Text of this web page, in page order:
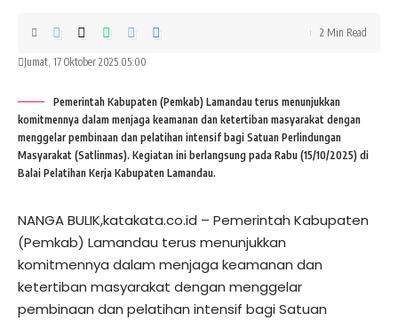
Jumat, 17 Oktober 2025 05:00
2 Min Read
Pemerintah Kabupaten (Pemkab) Lamandau terus menunjukkan
komitmennya dalam menjaga keamanan dan ketertiban masyarakat dengan
menggelar pembinaan dan pelatihan intensif bagi Satuan Perlindungan
Masyarakat (Satlinmas). Kegiatan ini berlangsung pada Rabu (15/10/2025) di
Balai Pelatihan Kerja Kabupaten Lamandau.
NANGA BULIK,katakata.co.id – Pemerintah Kabupaten
(Pemkab) Lamandau terus menunjukkan
komitmennya dalam menjaga keamanan dan
ketertiban masyarakat dengan menggelar
pembinaan dan pelatihan intensif bagi Satuan